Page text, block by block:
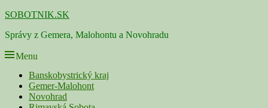
Skip
content
SOBOTNIK.SK
Správy z Gemera, Malohontu a Novohradu
Menu
Primárne
menu
Banskobystrický kraj
Gemer-Malohont
Novohrad